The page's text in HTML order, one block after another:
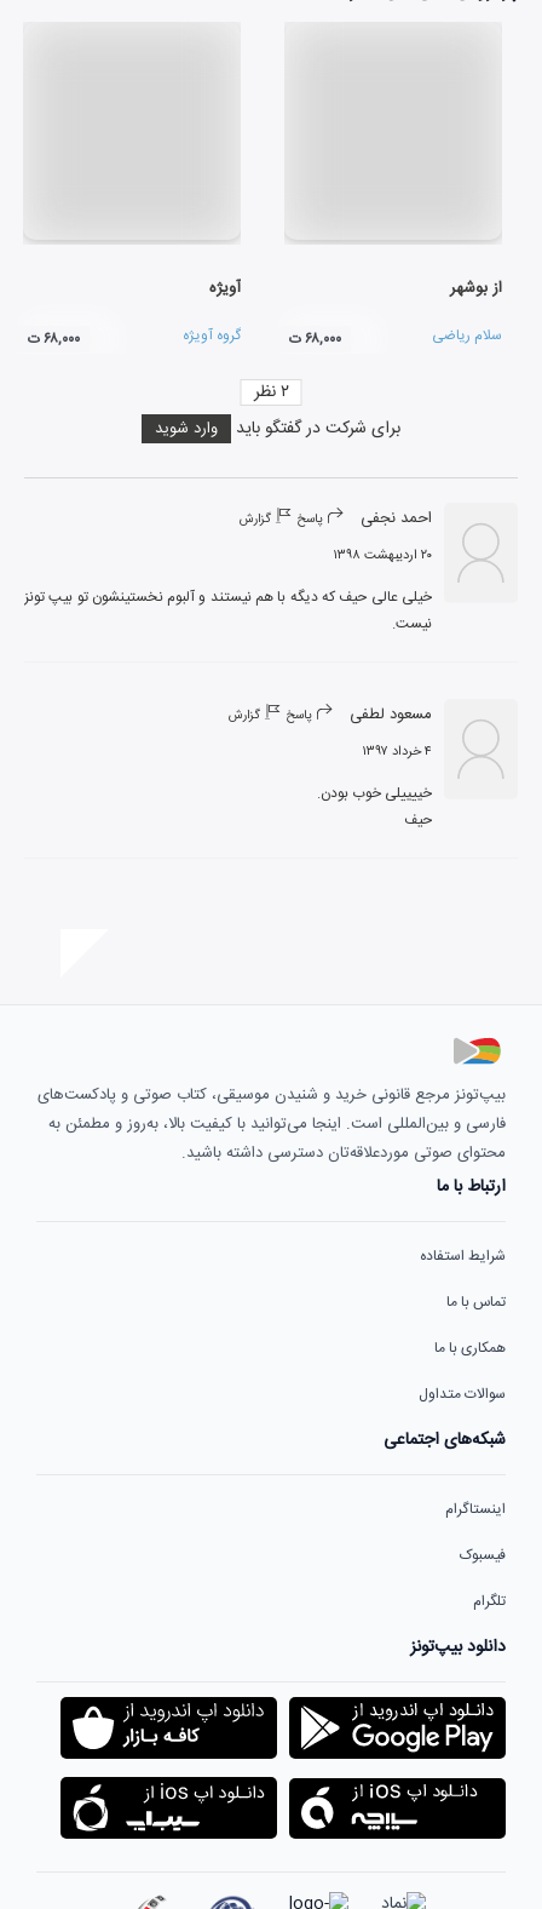
از بوشهر
سلام ریاضی ۶۸,۰۰۰ ت
آویژه
گروه آویژه ۶۸,۰۰۰ ت
برای شرکت در گفتگو باید وارد شوید
۲نظر
احمد نجفی پاسخ گزارش
۲۰ اردیبهشت ۱۳۹۸
نیست.
مسعود لطفی پاسخ گزارش
۴ خرداد ۱۳۹۷
حیف
بیپ‌تونز مرجع قانونی خرید و شنیدن موسیقی، کتاب صوتی و پادکست‌های
فارسی و بین‌المللی است. اینجا می‌توانید با کیفیت بالا، به‌روز و مطمئن به
محتوای صوتی موردعلاقه‌تان دسترسی داشته باشید.
ارتباط با ما
شرایط استفاده
تماس با ما
همکاری با ما
سوالات متداول
شبکه‌های اجتماعی
اینستاگرام
فیسبوک
تلگرام
دانلود بیپ‌تونز